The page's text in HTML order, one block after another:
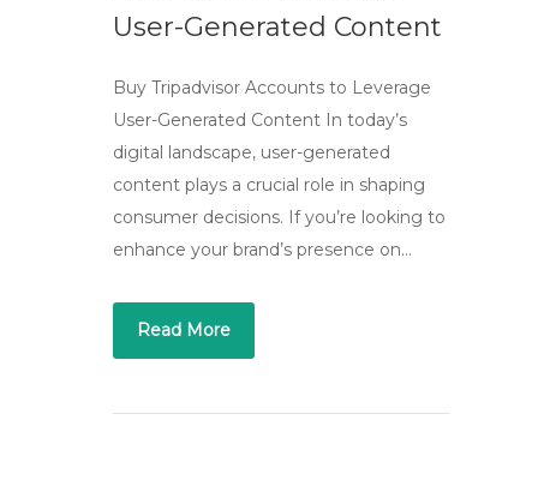
User-Generated Content
Buy Tripadvisor Accounts to Leverage
User-Generated Content In today’s
digital landscape, user-generated
content plays a crucial role in shaping
consumer decisions. If you’re looking to
enhance your brand’s presence on…
Read More